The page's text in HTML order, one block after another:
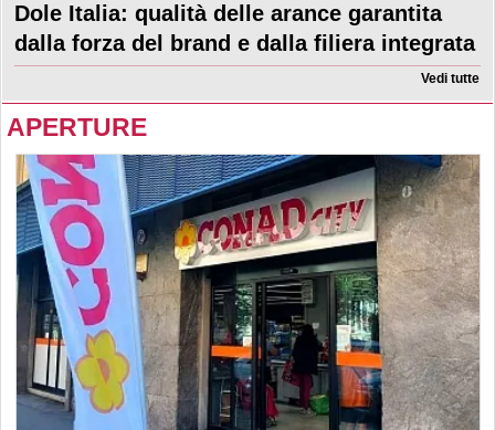
Dole Italia: qualità delle arance garantita
dalla forza del brand e dalla filiera integrata
Vedi tutte
APERTURE